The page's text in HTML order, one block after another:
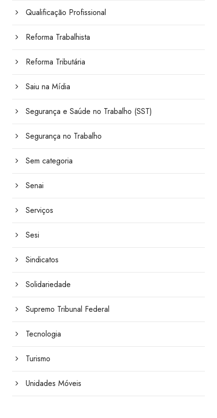
Qualificação Profissional
Reforma Trabalhista
Reforma Tributária
Saiu na Mídia
Segurança e Saúde no Trabalho (SST)
Segurança no Trabalho
Sem categoria
Senai
Serviços
Sesi
Sindicatos
Solidariedade
Supremo Tribunal Federal
Tecnologia
Turismo
Unidades Móveis